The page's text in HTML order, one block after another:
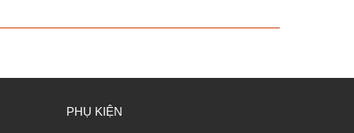
PHỤ KIỆN